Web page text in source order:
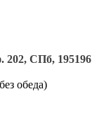
202, СПб, 195196
обеда)